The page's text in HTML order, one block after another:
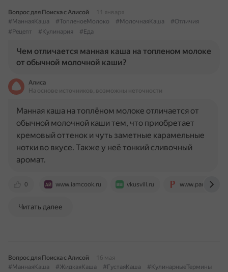
Вопрос для Поиска с Алисой
11 января
#МаннаяКаша
#ТопленоеМолоко #МолочнаяКаша
#Отличия
#Рецепт
#Кулинария #Еда
Чем отличается манная каша на топленом молоке
от обычной молочной каши?
Алиса
На основе источников, возможны неточности
0 www.iamcook.ru vkusvill.ru www.parents.ru
Манная каша на топлёном молоке отличается от
обычной молочной каши тем, что приобретает
кремовый оттенок и чуть заметные карамельные
нотки во вкусе. Также у неё тонкий сливочный
аромат.
Читать далее
Вопрос для Поиска с Алисой
16 мая
#МаннаяКаша
#ЖидкаяКаша #ГустаяКаша
#КулинарныеТермины